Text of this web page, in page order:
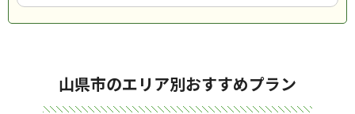
山県市のエリア別おすすめプラン